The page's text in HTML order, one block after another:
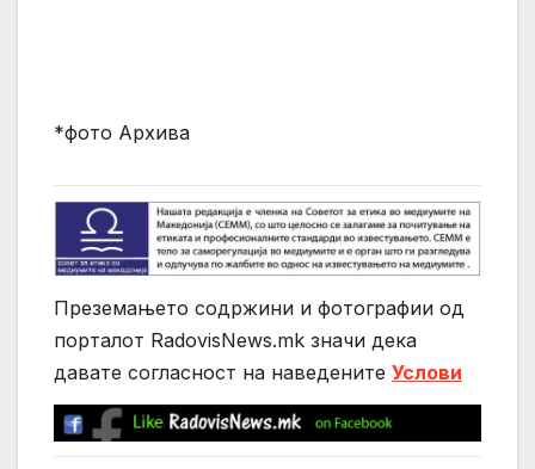
*фото Архива
Преземањето содржини и фотографии од
порталот RadovisNews.mk значи дека
давате согласност на нaведените Услови